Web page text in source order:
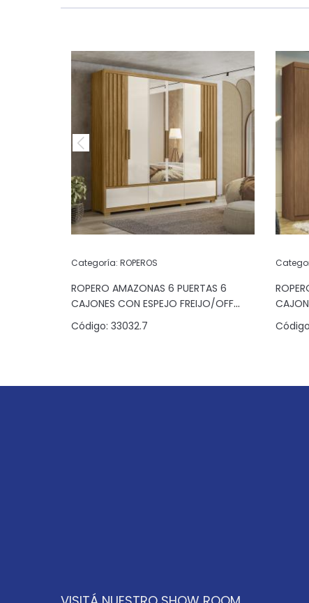
Categoría: ROPEROS
ROPERO AMAZONAS 6 PUERTAS 6
CAJONES CON ESPEJO FREIJO/OFF
WHITE
Código: 33032.7